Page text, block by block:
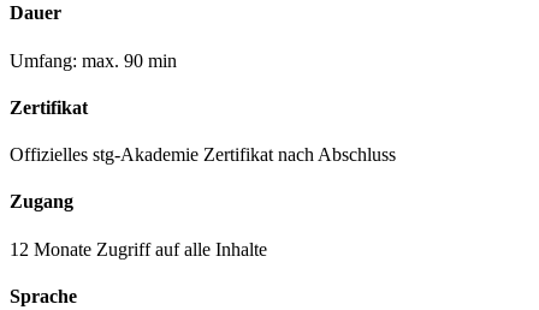
Dauer
Umfang: max. 90 min
Zertifikat
Offizielles stg-Akademie Zertifikat nach Abschluss
Zugang
12 Monate Zugriff auf alle Inhalte
Sprache